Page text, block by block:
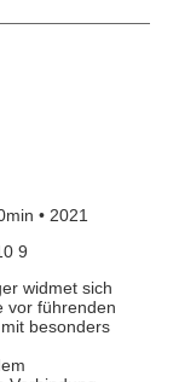
• 2021
9
widmet sich
vor führenden
besonders